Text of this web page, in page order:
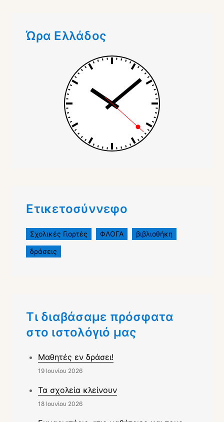
Ώρα Ελλάδος
Ετικετοσύννεφο
Σχολικές Γιορτές ΦΛΟΓΑ βιβλιοθήκη
δράσεις
Τι διαβάσαμε πρόσφατα
στο ιστολόγιό μας
Μαθητές εν δράσει!
19 Ιουνίου 2026
Τα σχολεία κλείνουν
18 Ιουνίου 2026